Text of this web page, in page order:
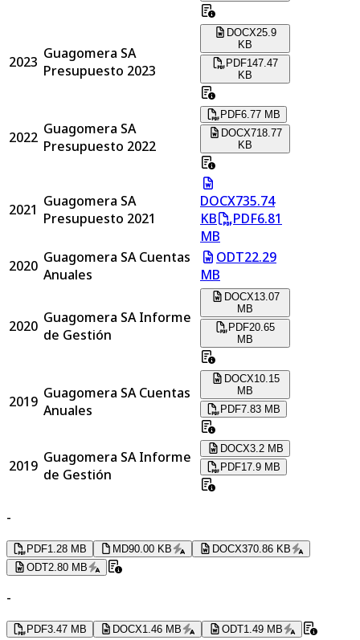
2023 Guagomera SA
Presupuesto 2023
DOCX25.9
KB
PDF147.47
KB
2022 Guagomera SA
Presupuesto 2022
PDF6.77 MB
DOCX718.77
KB
2021 Guagomera SA
Presupuesto 2021
DOCX735.74
KB
PDF6.81
MB
2020 Guagomera SA Cuentas
Anuales
ODT22.29
MB
2020 Guagomera SA Informe
de Gestión
DOCX13.07
MB
PDF20.65
MB
2019 Guagomera SA Cuentas
Anuales
DOCX10.15
MB
PDF7.83 MB
2019 Guagomera SA Informe
de Gestión
DOCX3.2 MB
PDF17.9 MB
-
PDF1.28 MB MD90.00 KB DOCX370.86 KB
ODT2.80 MB
-
PDF3.47 MB DOCX1.46 MB ODT1.49 MB